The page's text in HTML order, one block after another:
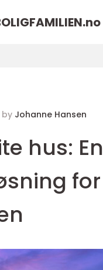
no
by Johanne Hansen
hus: En
for